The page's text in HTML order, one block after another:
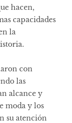
hacen,
capacidades
la
con
las
alcance y
moda y los
su atención